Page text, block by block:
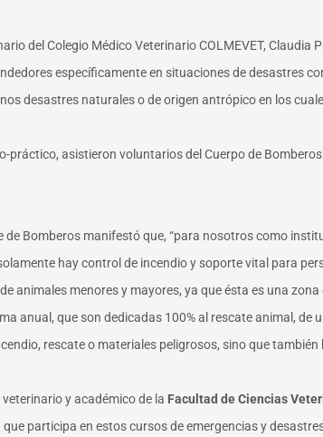
del Colegio Médico Veterinario COLMEVET,
específicamente en situaciones de desastres
desastres naturales o de origen antrópico en los
práctico, asistieron voluntarios del Cuerpo de
de Bomberos manifestó que, “para nosotros como
hay control de incendio y soporte vital para
animales menores y mayores, ya que ésta es una
anual, que son dedicadas 100% al rescate animal, de
rescate o materiales peligrosos, sino que también
y académico de la Facultad de Ciencias
participa en estos cursos de emergencias y